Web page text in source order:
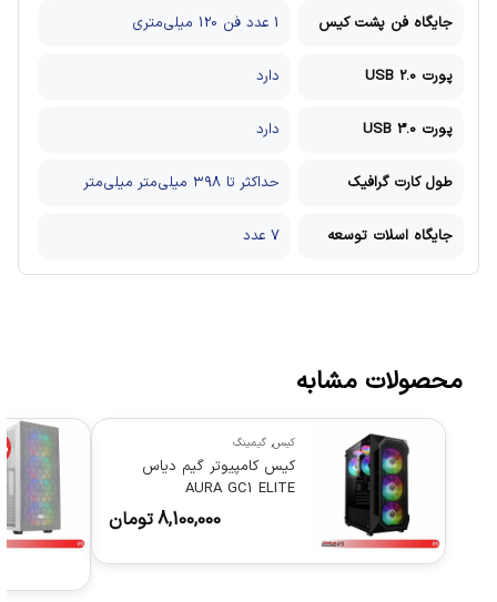
جایگاه فن پشت کیس 1 عدد فن 120 میلی‌متری
پورت USB 2.0 دارد
پورت USB 3.0 دارد
طول کارت گرافیک حداکثر تا ۳۹۸ میلی‌متر میلی‌متر
جایگاه اسلات توسعه 7 عدد
محصولات مشابه
کیس, گیمینگ
کیس کامپیوتر گیم دیاس
AURA GC1 ELITE
8,100,000تومان